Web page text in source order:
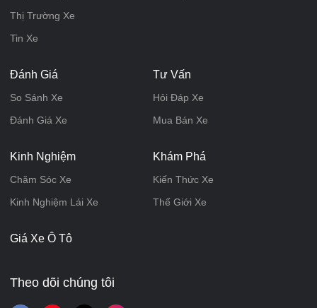
Thị Trường Xe
Tin Xe
Đánh Giá
So Sánh Xe
Đánh Giá Xe
Tư Vấn
Hỏi Đáp Xe
Mua Bán Xe
Kinh Nghiệm
Chăm Sóc Xe
Kinh Nghiệm Lái Xe
Khám Phá
Kiến Thức Xe
Thế Giới Xe
Giá Xe Ô Tô
Theo dõi chúng tôi